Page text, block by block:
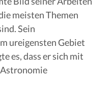
meisten Themen
Sein
ureigensten Gebiet
es, dass er sich mit